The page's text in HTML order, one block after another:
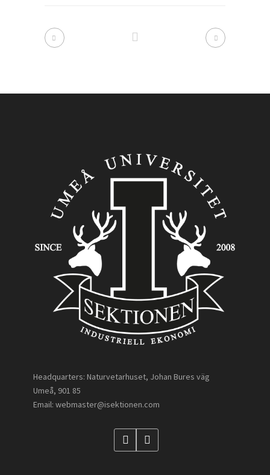
Headquarters: Naturvetarhuset, Johan Bures väg
Umeå, 901 85
Email: webmaster@isektionen.com